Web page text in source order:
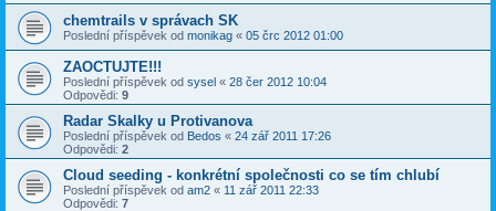
chemtrails v správach SK
Poslední příspěvek od monikag « 05 črc 2012 01:00
ZAOCTUJTE!!!
Poslední příspěvek od sysel « 28 čer 2012 10:04
Odpovědi: 9
Radar Skalky u Protivanova
Poslední příspěvek od Bedos « 24 zář 2011 17:26
Odpovědi: 2
Cloud seeding - konkrétní společnosti co se tím chlubí
Poslední příspěvek od am2 « 11 zář 2011 22:33
Odpovědi: 7